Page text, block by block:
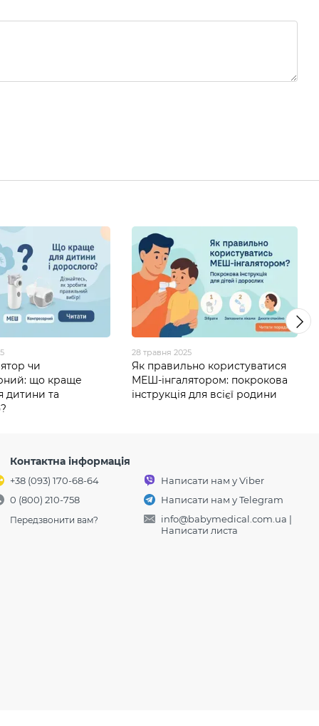
чи
що краще
дитини та
28 травня 2025
Як правильно користуватися
МЕШ-інгалятором: покрокова
інструкція для всієї родини
Контактна інформація
+38 (093) 170-68-64
0 (800) 210-758
Передзвонити вам?
Написати нам у Viber
Написати нам у Telegram
info@babymedical.com.ua |
Написати листа